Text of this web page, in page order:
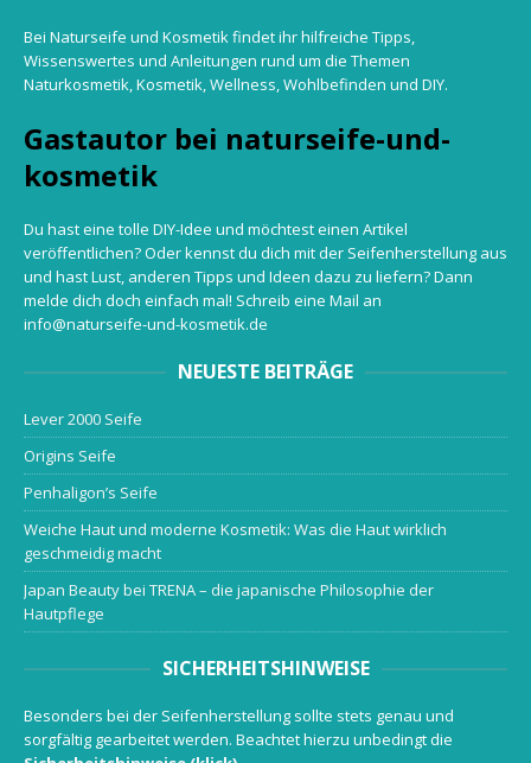
Bei Naturseife und Kosmetik findet ihr hilfreiche Tipps,
Wissenswertes und Anleitungen rund um die Themen
Naturkosmetik, Kosmetik, Wellness, Wohlbefinden und DIY.
Gastautor bei naturseife-und-
kosmetik
Du hast eine tolle DIY-Idee und möchtest einen Artikel
veröffentlichen? Oder kennst du dich mit der Seifenherstellung aus
und hast Lust, anderen Tipps und Ideen dazu zu liefern? Dann
melde dich doch einfach mal! Schreib eine Mail an
info@naturseife-und-kosmetik.de
NEUESTE BEITRÄGE
Lever 2000 Seife
Origins Seife
Penhaligon’s Seife
Weiche Haut und moderne Kosmetik: Was die Haut wirklich
geschmeidig macht
Japan Beauty bei TRENA – die japanische Philosophie der
Hautpflege
SICHERHEITSHINWEISE
Besonders bei der Seifenherstellung sollte stets genau und
sorgfältig gearbeitet werden. Beachtet hierzu unbedingt die